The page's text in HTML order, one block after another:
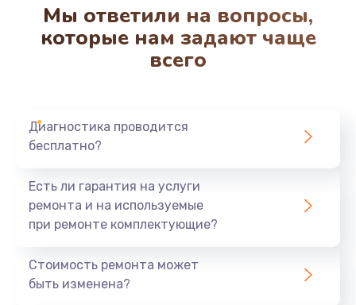
Мы ответили на вопросы,
которые нам задают чаще
всего
Диагностика проводится
бесплатно?
Есть ли гарантия на услуги
ремонта и на используемые
при ремонте комплектующие?
Стоимость ремонта может
быть изменена?